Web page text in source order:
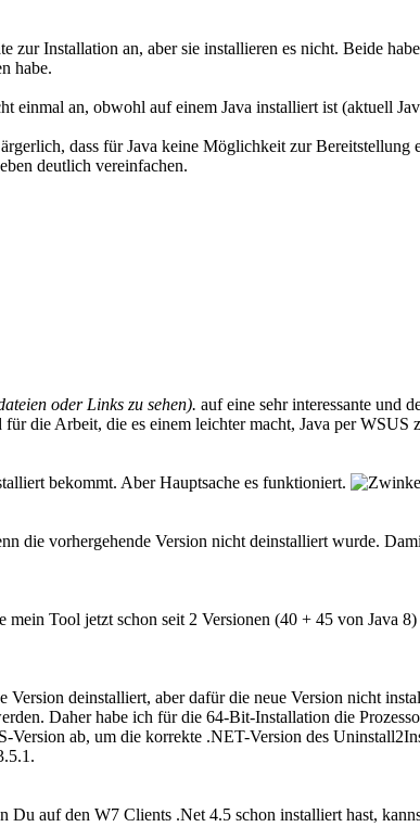
Installation an, aber sie installieren es nicht. Beide
habe.
an, obwohl auf einem Java installiert ist (aktuell
dass für Java keine Möglichkeit zur Bereitstellung
deutlich vereinfachen.
oder Links zu sehen). auf eine sehr interessante und
die Arbeit, die es einem leichter macht, Java per WSUS
bekommt. Aber Hauptsache es funktioniert.
die vorhergehende Version nicht deinstalliert wurde.
Tool jetzt schon seit 2 Versionen (40 + 45 von Java
deinstalliert, aber dafür die neue Version nicht
Daher habe ich für die 64-Bit-Installation die
ab, um die korrekte .NET-Version des
auf den W7 Clients .Net 4.5 schon installiert hast,